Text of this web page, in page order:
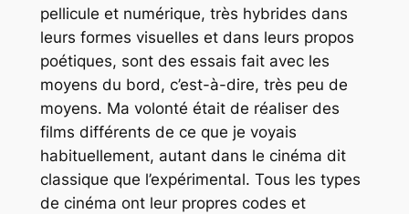
pellicule et numérique, très hybrides dans
leurs formes visuelles et dans leurs propos
poétiques, sont des essais fait avec les
moyens du bord, c’est-à-dire, très peu de
moyens. Ma volonté était de réaliser des
films différents de ce que je voyais
habituellement, autant dans le cinéma dit
classique que l’expérimental. Tous les types
de cinéma ont leur propres codes et